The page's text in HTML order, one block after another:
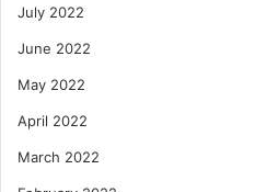
July 2022
June 2022
May 2022
April 2022
March 2022